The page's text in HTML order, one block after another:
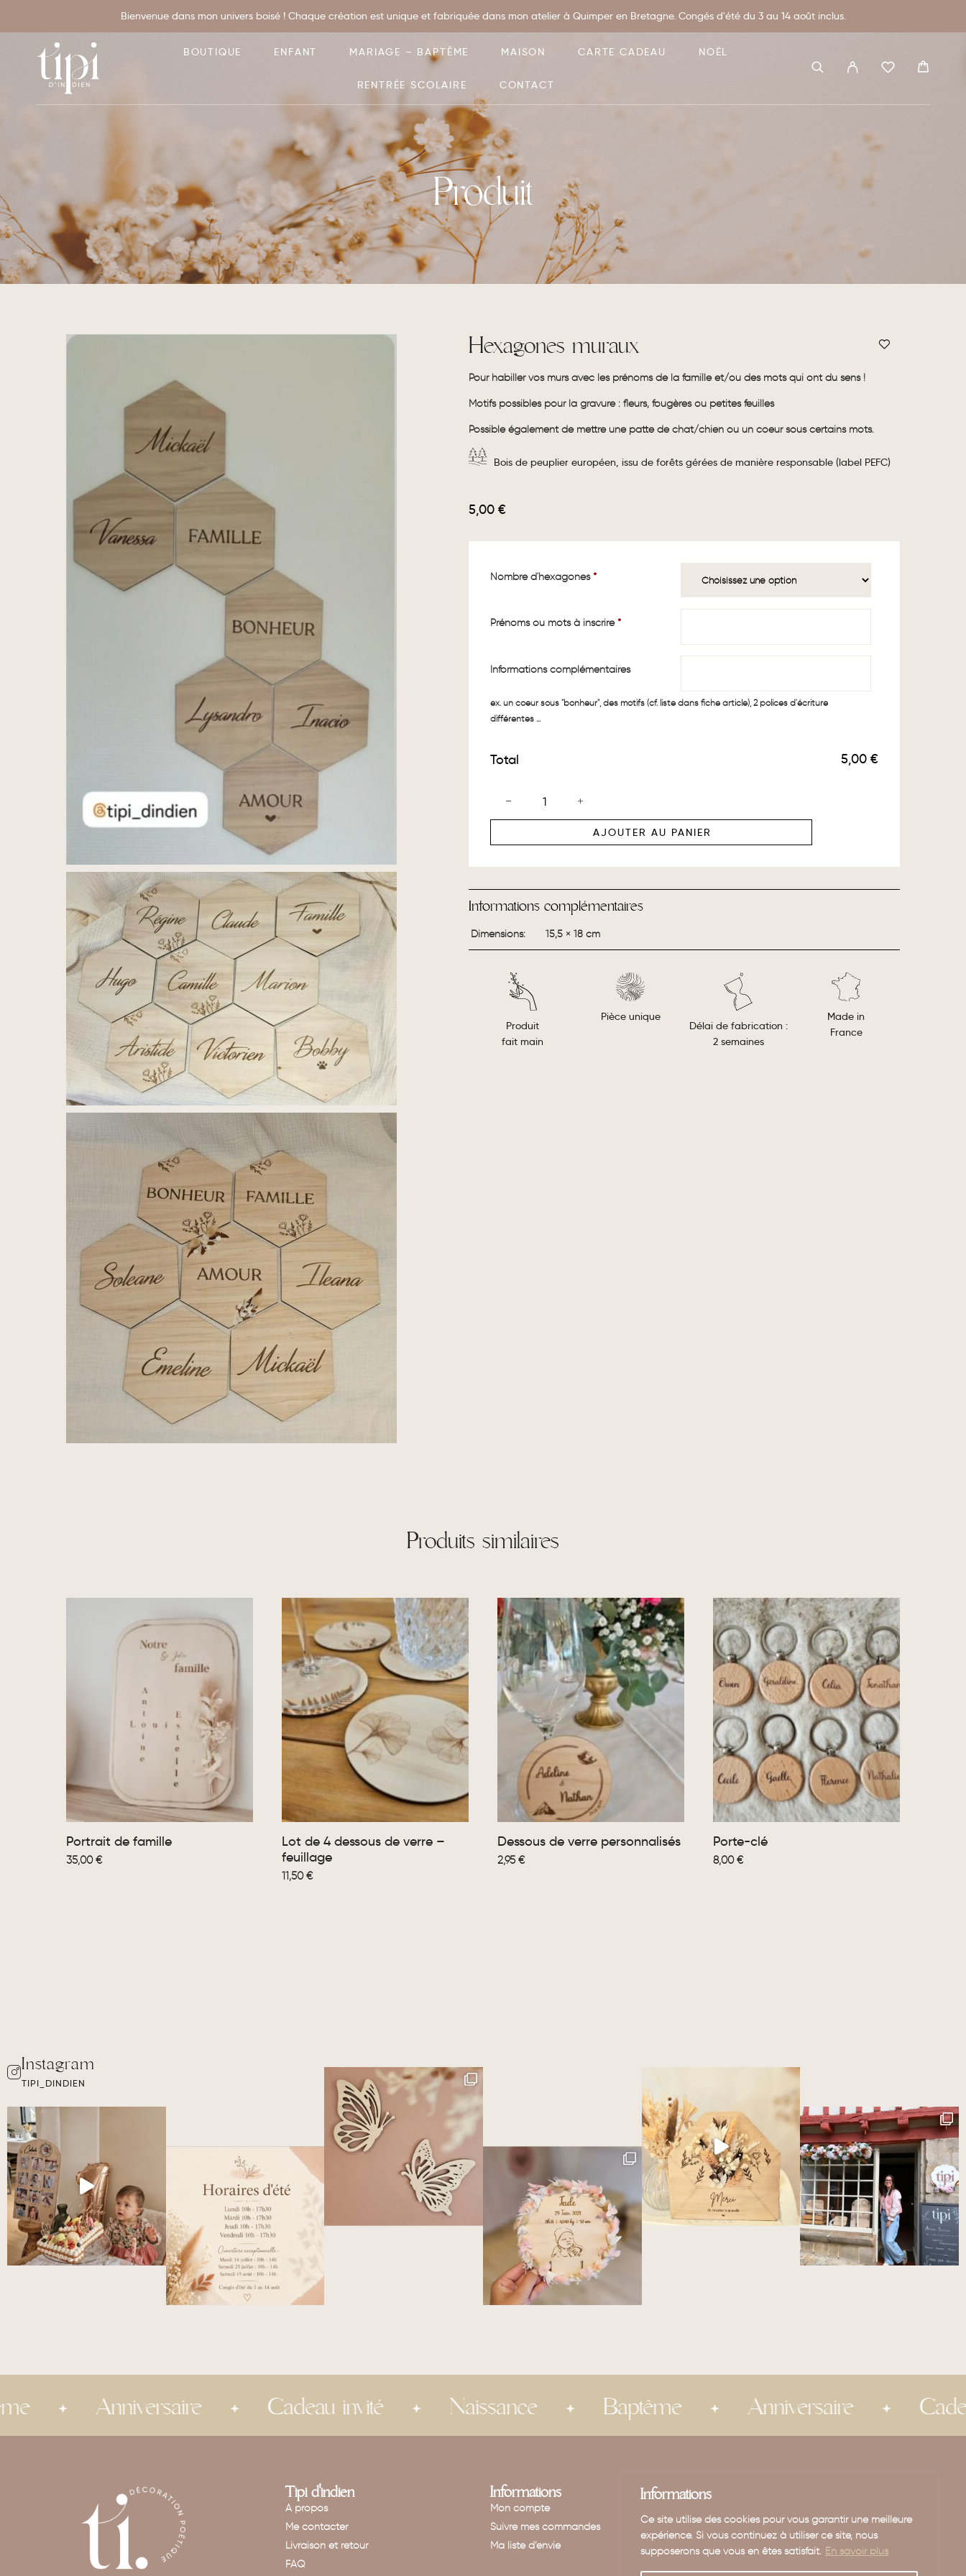
Informations
Ce site utilise des cookies pour vous garantir une meilleure
expérience. Si vous continuez à utiliser ce site, nous
supposerons que vous en êtes satisfait. En savoir plus
Bienvenue dans mon univers boisé ! Chaque création est unique et fabriquée dans mon atelier à Quimper en Bretagne. Congés d'été du 3 au 14 août inclus.
BOUTIQUE ENFANT MARIAGE – BAPTÊME MAISON CARTE CADEAU NOËL
RENTRÉE SCOLAIRE CONTACT
Produit
Hexagones muraux
Pour habiller vos murs avec les prénoms de la famille et/ou des mots qui ont du sens !
Motifs possibles pour la gravure : fleurs, fougères ou petites feuilles
Possible également de mettre une patte de chat/chien ou un coeur sous certains mots.
Bois de peuplier européen, issu de forêts gérées de manière responsable (label PEFC)
5,00 €
Nombre d'hexagones *
Prénoms ou mots à inscrire *
Informations complémentaires
ex. un coeur sous "bonheur", des motifs (cf. liste dans fiche article), 2 polices d'écriture
différentes ...
Total 5,00 €
AJOUTER AU PANIER
Informations complémentaires
Dimensions 15,5 × 18 cm
Produit
fait main
Pièce unique
Délai de fabrication :
2 semaines
Made in
France
Produits similaires
Portrait de famille
35,00€
Lot de 4 dessous de verre –
feuillage
11,50€
Dessous de verre personnalisés
2,95 €
Porte-clé
8,00€
TIPI_DINDIEN
Anniversaire Cadeau invité Naissance Baptême Anniversaire Cadeau
Tipi d'indien
A propos
Me contacter
Livraison et retour
FAQ
Informations
Mon compte
Suivre mes commandes
Ma liste d’envie
E-shop
Maison
Mariage - Baptême